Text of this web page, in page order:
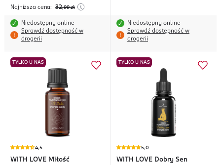
Najniższa cena: 32,99 zł
Niedostępny online
Sprawdź dostępność w
drogerii
Niedostępny online
Sprawdź dostępność w
drogerii
TYLKO U NAS
4,5
WITH LOVE Miłość
TYLKO U NAS
5,0
WITH LOVE Dobry Sen